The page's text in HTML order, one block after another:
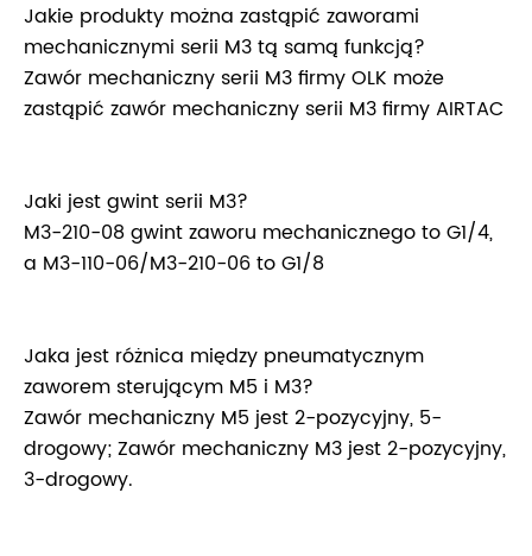
Jakie produkty można zastąpić zaworami
mechanicznymi serii M3 tą samą funkcją?
Zawór mechaniczny serii M3 firmy OLK może
zastąpić zawór mechaniczny serii M3 firmy AIRTAC
Jaki jest gwint serii M3?
M3-210-08 gwint zaworu mechanicznego to G1/4,
a M3-110-06/M3-210-06 to G1/8
Jaka jest różnica między pneumatycznym
zaworem sterującym M5 i M3?
Zawór mechaniczny M5 jest 2-pozycyjny, 5-
drogowy; Zawór mechaniczny M3 jest 2-pozycyjny,
3-drogowy.